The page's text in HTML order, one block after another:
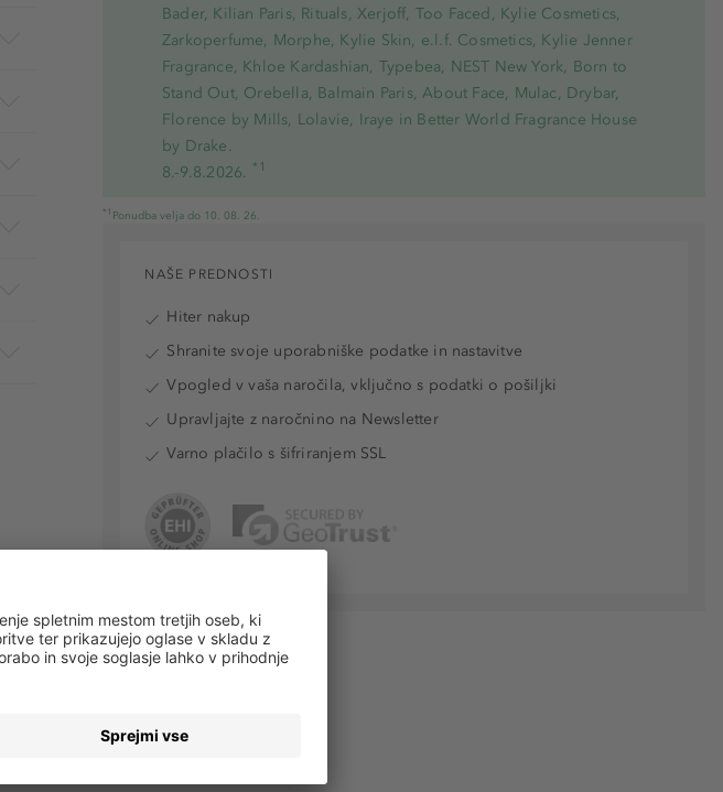
Bader, Kilian Paris, Rituals, Xerjoff, Too Faced, Kylie Cosmetics,
Zarkoperfume, Morphe, Kylie Skin, e.l.f. Cosmetics, Kylie Jenner
Fragrance, Khloe Kardashian, Typebea, NEST New York, Born to
Stand Out, Orebella, Balmain Paris, About Face, Mulac, Drybar,
Florence by Mills, Lolavie, Iraye in Better World Fragrance House
by Drake.
8.-9.8.2026. *1
*1 Ponudba velja do 10. 08. 26.
NAŠE PREDNOSTI
Hiter nakup
Shranite svoje uporabniške podatke in nastavitve
Vpogled v vaša naročila, vključno s podatki o pošiljki
Upravljajte z naročnino na Newsletter
Varno plačilo s šifriranjem SSL